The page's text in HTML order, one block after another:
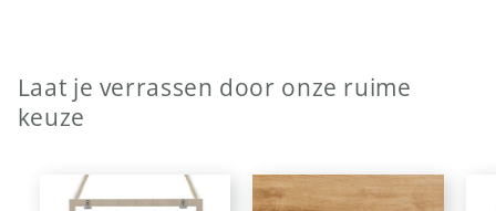
Laat je verrassen door onze ruime
keuze